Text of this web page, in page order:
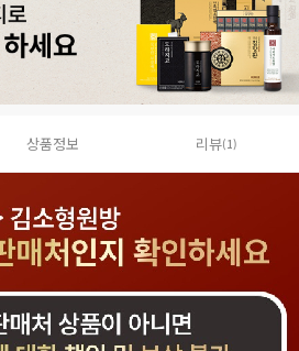
상품정보 리뷰(1)